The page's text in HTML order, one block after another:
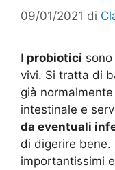
09/01/2021 di
I probiotici
vivi. Si tratta di
già
intestinale e
da eventuali
di digerire
importantissimi